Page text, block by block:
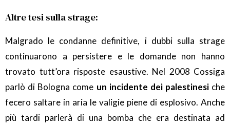
Altre tesi sulla strage:
Malgrado le condanne definitive, i dubbi sulla strage
continuarono a persistere e le domande non hanno
trovato tutt’ora risposte esaustive. Nel 2008 Cossiga
parlò di Bologna come un incidente dei palestinesiche
fecero saltare in aria le valigie piene di esplosivo. Anche
più tardi parlerà di una bomba che era destinata ad